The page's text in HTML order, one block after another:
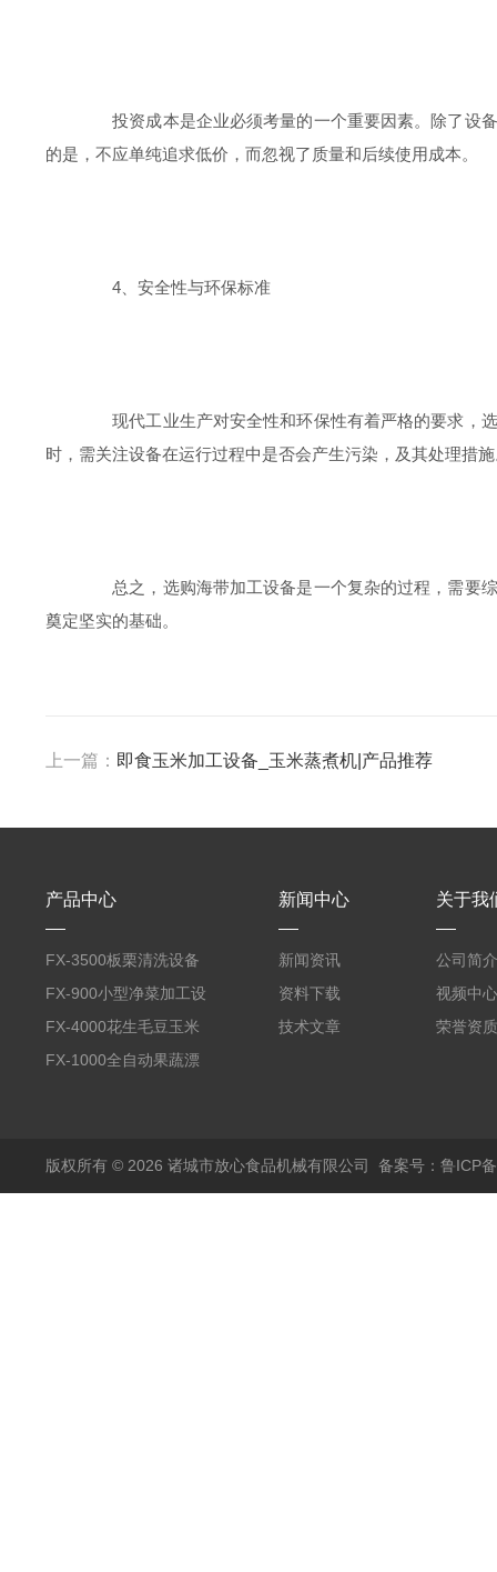
投资成本是企业必须考量的一个重要因素。除了设备
的是，不应单纯追求低价，而忽视了质量和后续使用成本。
4、安全性与环保标准
现代工业生产对安全性和环保性有着严格的要求，选
时，需关注设备在运行过程中是否会产生污染，及其处理措
总之，选购海带加工设备是一个复杂的过程，需要综
奠定坚实的基础。
上一篇： 即食玉米加工设备_玉米蒸煮机|产品推荐
产品中心
FX-3500板栗清洗设备
全自动气泡清洗机
FX-900小型净菜加工设
备野菜清洗机
FX-4000花生毛豆玉米
蒸煮漂烫机
FX-1000全自动果蔬漂
新闻中心
新闻资讯
资料下载
技术文章
关于我
公司简介
视频中心
荣誉资质
版权所有 © 2026 诸城市放心食品机械有限公司 备案号：鲁ICP